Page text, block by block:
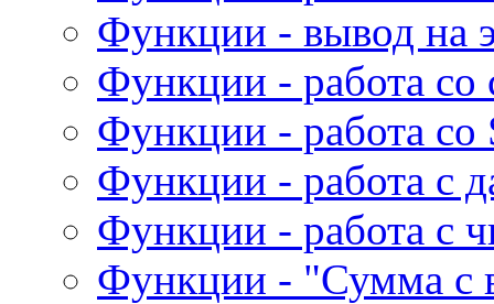
Функции - вывод на
Функции - работа со
Функции - работа
Функции - работа с
Функции - работа с
Функции - "Сумма с